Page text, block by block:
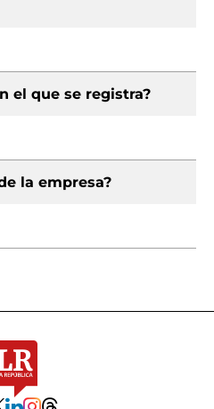
el que se registra?
la empresa?